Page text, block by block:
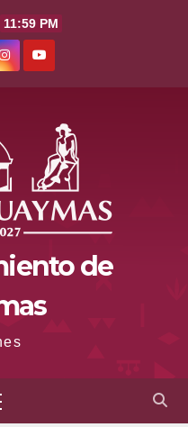
11:59 PM
de